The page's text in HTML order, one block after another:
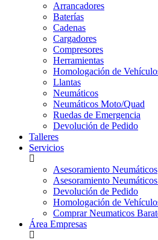
Arrancadores
Baterías
Cadenas
Cargadores
Compresores
Herramientas
Homologación de
Llantas
Neumáticos
Neumáticos Moto/Quad
Ruedas de Emergencia
Devolución de Pedido
Talleres
Servicios
Asesoramiento Neumáticos
Asesoramiento
Devolución de Pedido
Homologación de
Comprar Neumaticos
Área Empresas